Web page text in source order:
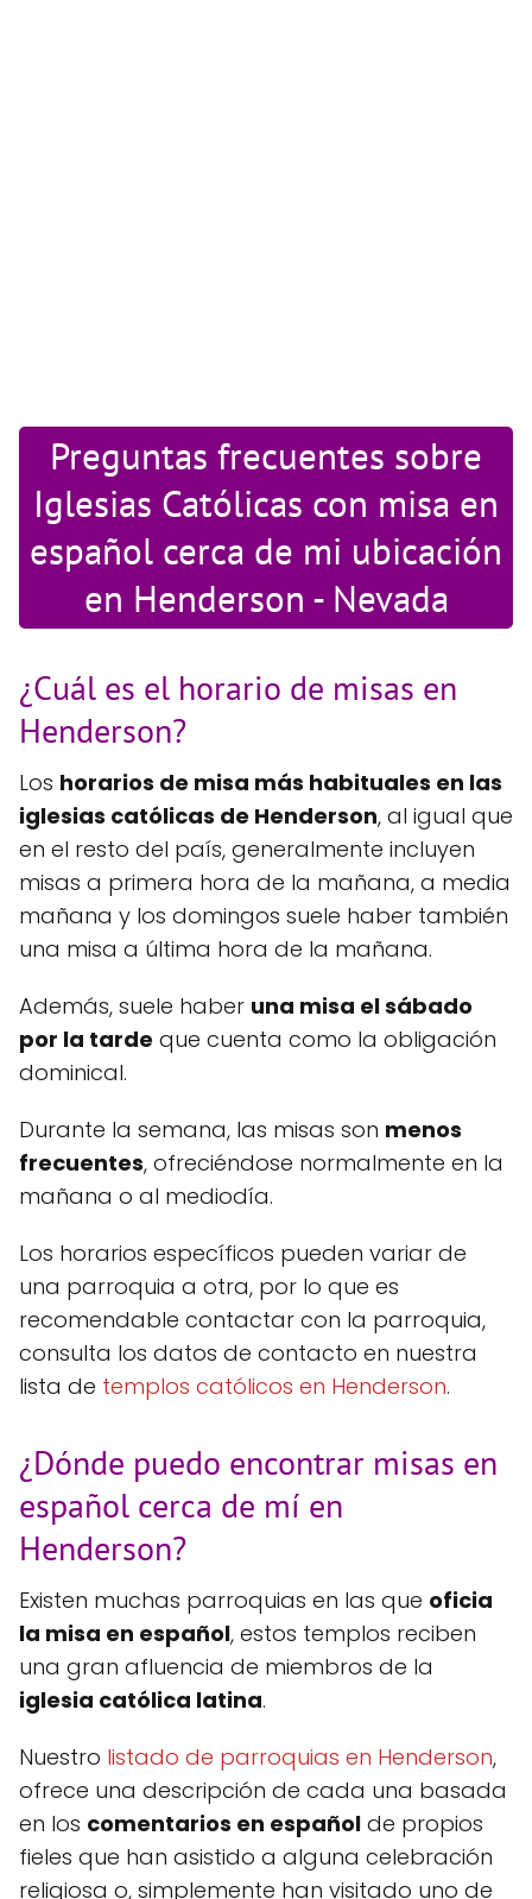
Preguntas frecuentes sobre
Iglesias Católicas con misa en
español cerca de mi ubicación
en Henderson - Nevada
¿Cuál es el horario de misas en
Henderson?
Los horarios de misa más habituales en las
iglesias católicas de Henderson, al igual que
en el resto del país, generalmente incluyen
misas a primera hora de la mañana, a media
mañana y los domingos suele haber también
una misa a última hora de la mañana.
Además, suele haber una misa el sábado
por la tarde que cuenta como la obligación
dominical.
Durante la semana, las misas son menos
frecuentes, ofreciéndose normalmente en la
mañana o al mediodía.
Los horarios específicos pueden variar de
una parroquia a otra, por lo que es
recomendable contactar con la parroquia,
consulta los datos de contacto en nuestra
lista de templos católicos en Henderson.
¿Dónde puedo encontrar misas en
español cerca de mí en
Henderson?
Existen muchas parroquias en las que oficia
la misa en español, estos templos reciben
una gran afluencia de miembros de la
iglesia católica latina.
Nuestro listado de parroquias en Henderson,
ofrece una descripción de cada una basada
en los comentarios en español de propios
fieles que han asistido a alguna celebración
religiosa o, simplemente han visitado uno de